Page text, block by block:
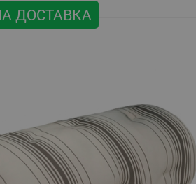
ДОСТАВКА